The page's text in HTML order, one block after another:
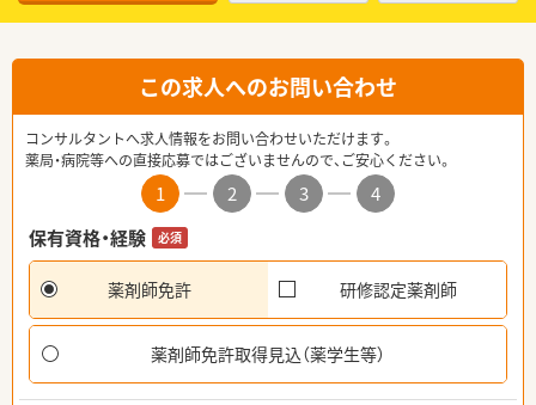
この求人へのお問い合わせ
コンサルタントへ求人情報をお問い合わせいただけます。
薬局・病院等への直接応募ではございませんので、ご安心ください。
1 2 3
4
保有資格・経験
必須
薬剤師免許 研修認定薬剤師
薬剤師免許取得見込（薬学生等）